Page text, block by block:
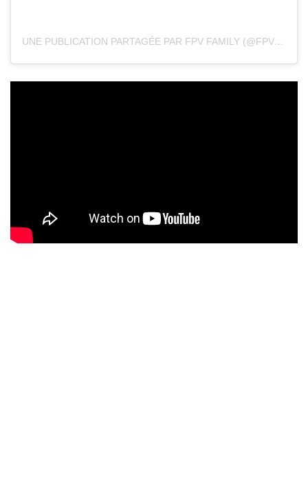
UNE PUBLICATION PARTAGÉE PAR FPV FAMILY (@FPVFAMILY_)